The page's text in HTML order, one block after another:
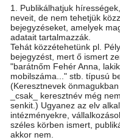
1. Publikálhatjuk
neveit, de nem tehetjük
bejegyzéseket, amelyek
adatait tartalmazzák.
Tehát közzétehetünk pl.
bejegyzést, mert ő ismert
"barátnőm Fehér Anna,
mobilszáma..." stb. típusú
(Keresztnevek
_csak_ keresztnév még
senkit.) Ugyanez az elv
intézményekre,
széles körben ismert,
akkor nem.